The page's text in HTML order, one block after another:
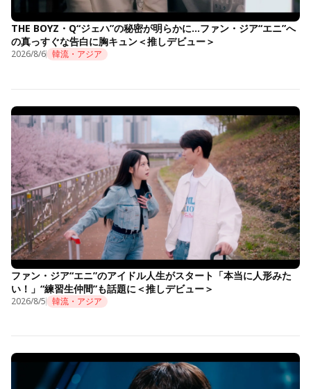
THE BOYZ・Q“ジェハ”の秘密が明らかに…ファン・ジア“エニ”へ
の真っすぐな告白に胸キュン＜推しデビュー＞
2026/8/6 韓流・アジア
ファン・ジア“エニ”のアイドル人生がスタート「本当に人形みた
い！」“練習生仲間”も話題に＜推しデビュー＞
2026/8/5 韓流・アジア